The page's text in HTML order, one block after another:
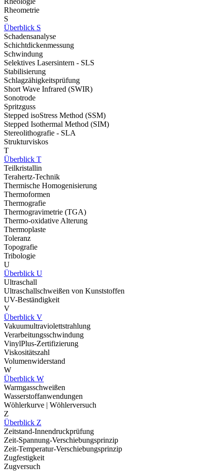
Rheometrie
S
Überblick S
Schadensanalyse
Schichtdickenmessung
Schwindung
Selektives Lasersintern - SLS
Stabilisierung
Schlagzähigkeitsprüfung
Short Wave Infrared (SWIR)
Sonotrode
Spritzguss
Stepped isoStress Method (SSM)
Stepped Isothermal Method (SIM)
Stereolithografie - SLA
Strukturviskos
T
Überblick T
Teilkristallin
Terahertz-Technik
Thermische Homogenisierung
Thermoformen
Thermografie
Thermogravimetrie (TGA)
Thermo-oxidative Alterung
Thermoplaste
Toleranz
Topografie
Tribologie
U
Überblick U
Ultraschall
Ultraschallschweißen von Kunststoffen
UV-Beständigkeit
V
Überblick V
Vakuumultraviolettstrahlung
Verarbeitungsschwindung
VinylPlus-Zertifizierung
Viskositätszahl
Volumenwiderstand
W
Überblick W
Warmgasschweißen
Wasserstoffanwendungen
Wöhlerkurve | Wöhlerversuch
Z
Überblick Z
Zeitstand-Innendruckprüfung
Zeit-Spannung-Verschiebungsprinzip
Zeit-Temperatur-Verschiebungsprinzip
Zugfestigkeit
Zugversuch